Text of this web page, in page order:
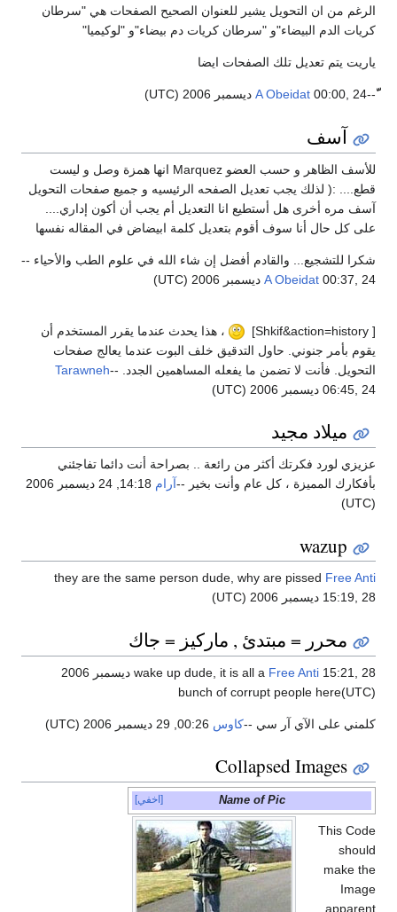
الرغم من ان التحويل يشير للعنوان الصحيح الصفحات هي "سرطان
كريات الدم البيضاء"و "سرطان كريات دم بيضاء"و "لوكيميا"
ياريت يتم تعديل تلك الصفحات ايضا
ّّّ-- A Obeidat 00:00, 24 ديسمبر 2006 (UTC)
آسف
للأسف الظاهر و حسب العضو Marquez انها همزة وصل و ليست
قطع.... :( لذلك يجب تعديل الصفحه الرئيسيه و جميع صفحات التحويل
آسف مره أخرى هل أستطيع انا التعديل أم يجب أن أكون إداري....
على كل حال أنا سوف أقوم بتعديل كلمة ابيضاض في المقاله نفسها
شكرا للتشجيع... والقادم أفضل إن شاء الله في علوم الطب والأحياء --
A Obeidat 00:37, 24 ديسمبر 2006 (UTC)
[ Shkif&action=history]
، هذا يحدث عندما يقرر المستخدم أن
يقوم بأمر جنوني. حاول التدقيق خلف البوت عندما يعالج صفحات
التحويل. فأنت لا تضمن ما يفعله المساهمين الجدد. --Tarawneh
06:45, 24 ديسمبر 2006 (UTC)
ميلاد مجيد
عزيزي لورد فكرتك أكثر من رائعة .. بصراحة أنت دائما تفاجئني
بأفكارك المميزة ، كل عام وأنت بخير --آرام
14:18, 24 ديسمبر 2006
(UTC)
wazup
they are the same person dude, why are pissed Free Anti
15:19, 28 ديسمبر 2006 (UTC)
محرر = مبتدئ , ماركيز = جاك
wake up dude, it is all a Free Anti
15:21, 28 ديسمبر 2006
(UTC)bunch of corrupt people here
كلمني على الآي آر سي --كاوس
Collapsed Images
Name of Pic [اخفي]
This Code
should
make the
Image
apparent